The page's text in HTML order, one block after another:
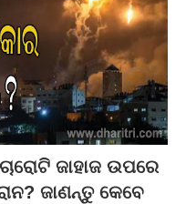
ଜାହାଜ ଉପରେ
ଜାଣନ୍ତୁ କେବେ